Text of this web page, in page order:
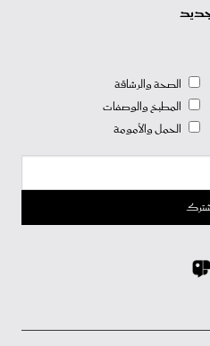
الصحة والرشاقة
المطبخ والوصفات
الحمل والأمومة